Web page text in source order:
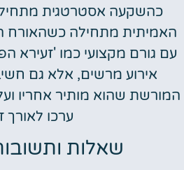
כהשקעה אסטרטגית
האמיתית מתחילה כשהאורח
עם גורם מקצועי כמו 'זעירא
אירוע מרשים, אלא גם
המורשת שהוא מותיר אחריו
ערכו לאורך
שאלות